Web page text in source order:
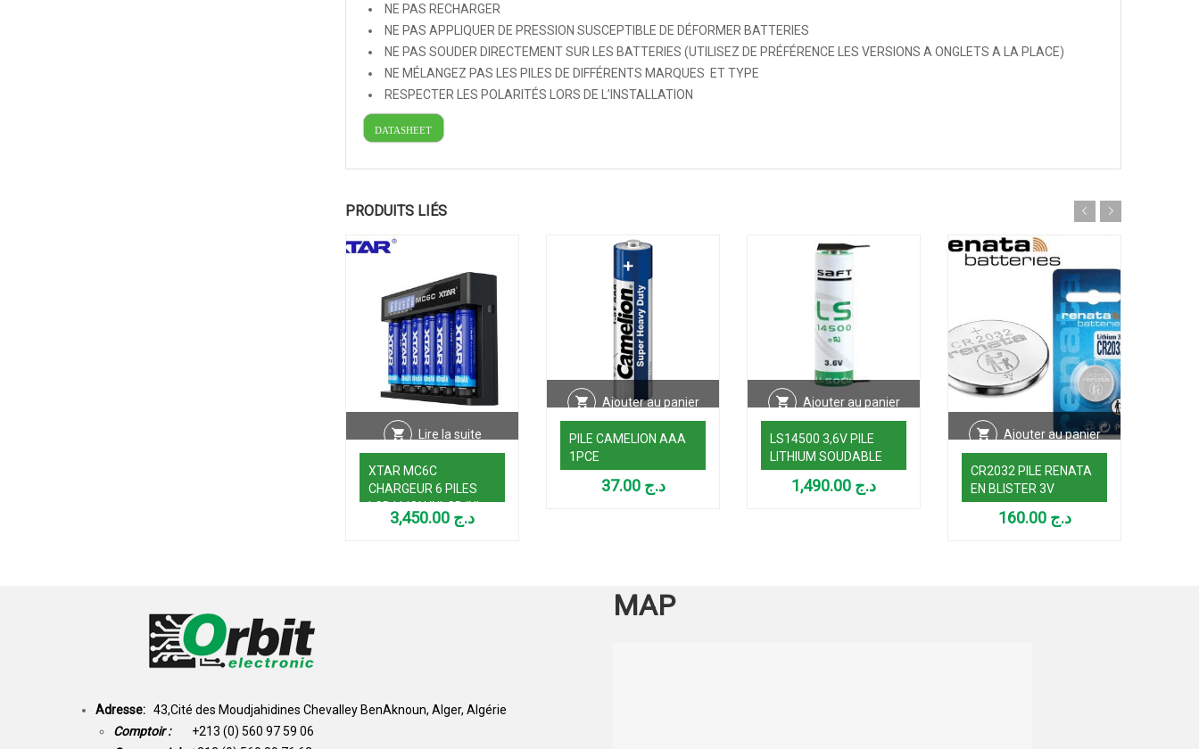
NE PAS RECHARGER
NE PAS APPLIQUER DE PRESSION SUSCEPTIBLE DE DÉFORMER BATTERIES
NE PAS SOUDER DIRECTEMENT SUR LES BATTERIES (UTILISEZ DE PRÉFÉRENCE LES VERSIONS A ONGLETS A LA PLACE)
NE MÉLANGEZ PAS LES PILES DE DIFFÉRENTS MARQUES ET TYPE
RESPECTER LES POLARITÉS LORS DE L’INSTALLATION
DATASHEET
PRODUITS LIÉS
Lire la suite
XTAR MC6C
CHARGEUR 6 PILES
LCD LI-ION/NI-CD/NI-
د.ج
Ajouter au panier
PILE CAMELION AAA
1PCE
د.ج 37.00
Ajouter au panier
LS14500 3,6V PILE
LITHIUM SOUDABLE
د.ج
Ajouter au panier
CR2032 PILE RENATA
EN BLISTER 3V
د.ج 160.00
Adresse: 43,Cité des Moudjahidines Chevalley BenAknoun, Alger, Algérie
Comptoir : +213 (0) 560 97 59 06
MAP